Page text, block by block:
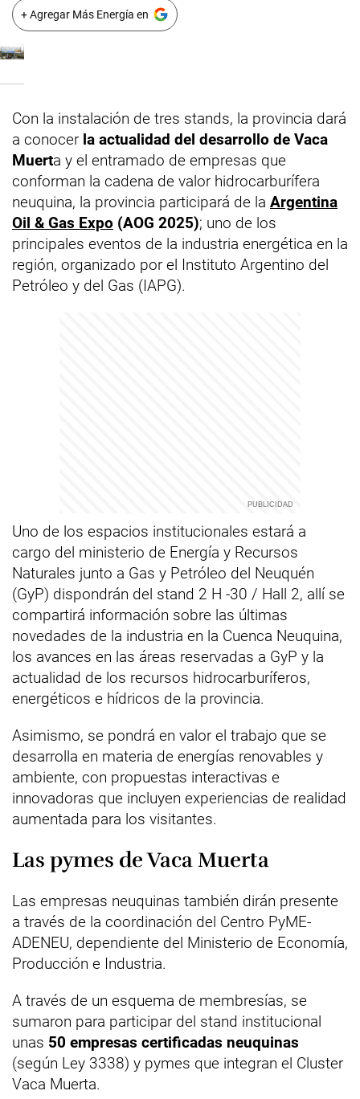
+ Agregar Más Energía en
Con la instalación de tres stands, la provincia dará
a conocer la actualidad del desarrollo de Vaca
Muerta y el entramado de empresas que
conforman la cadena de valor hidrocarburífera
neuquina, la provincia participará de la Argentina
Oil & Gas Expo (AOG 2025); uno de los
principales eventos de la industria energética en la
región, organizado por el Instituto Argentino del
Petróleo y del Gas (IAPG).
Uno de los espacios institucionales estará a
cargo del ministerio de Energía y Recursos
Naturales junto a Gas y Petróleo del Neuquén
(GyP) dispondrán del stand 2 H -30 / Hall 2, allí se
compartirá información sobre las últimas
novedades de la industria en la Cuenca Neuquina,
los avances en las áreas reservadas a GyP y la
actualidad de los recursos hidrocarburíferos,
energéticos e hídricos de la provincia.
Asimismo, se pondrá en valor el trabajo que se
desarrolla en materia de energías renovables y
ambiente, con propuestas interactivas e
innovadoras que incluyen experiencias de realidad
aumentada para los visitantes.
Las pymes de Vaca Muerta
Las empresas neuquinas también dirán presente
a través de la coordinación del Centro PyME-
ADENEU, dependiente del Ministerio de Economía,
Producción e Industria.
A través de un esquema de membresías, se
sumaron para participar del stand institucional
unas 50 empresas certificadas neuquinas
(según Ley 3338) y pymes que integran el Cluster
Vaca Muerta.